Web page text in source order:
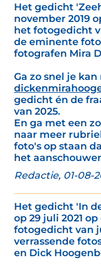
Het gedicht
november 2019
het fotogedicht
de eminente
fotografen Mira
Ga zo snel je kan
gedicht én de
van 2025.
En ga met een
naar meer
foto's op staan
het
Redactie, 01-08-
Het gedicht 'In
op 29 juli 2021
fotogedicht van
verrassende
en Dick